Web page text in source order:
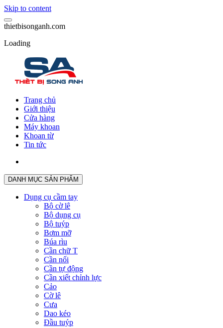
Skip to content
thietbisonganh.com
Loading
Trang chủ
Giới thiệu
Cửa hàng
Máy khoan
Khoan từ
Tin tức
DANH MỤC SẢN PHẨM
Dụng cụ cầm tay
Bộ cờ lê
Bộ dụng cụ
Bộ tuýp
Bơm mỡ
Búa rìu
Cần chữ T
Cần nối
Cần tự động
Cần xiết chỉnh lực
Cảo
Cờ lê
Cưa
Dao kéo
Đầu tuýp